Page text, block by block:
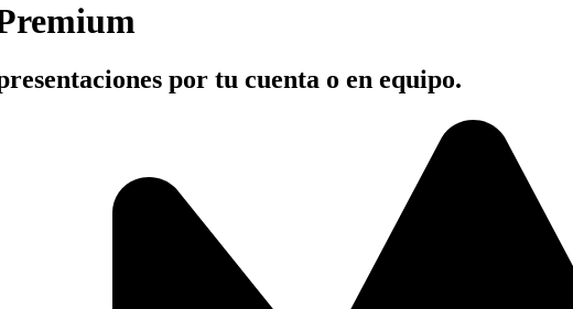
por tu cuenta o en equipo.